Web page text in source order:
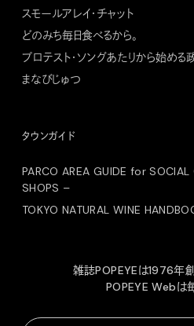
スモールアレイ・チャット
どのみち毎日食べるから。
プロテスト・ソングあたりから始める
まなびじゅつ
タウンガイド
PARCO AREA GUIDE for
SHOPS –
TOKYO NATURAL WINE
雑誌POPEYEは1976年創
POPEYE Webは